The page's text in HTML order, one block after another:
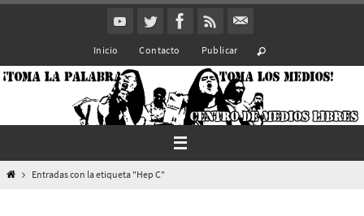
Inicio Contacto Publicar
InicioEntradas con la etiqueta "Hep C"